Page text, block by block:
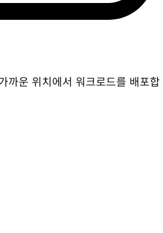
까운 위치에서 워크로드를 배포합